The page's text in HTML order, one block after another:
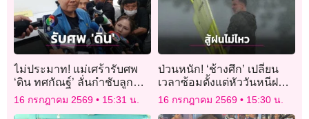
ไม่ประมาท! แม่เศร้ารับศพ
‘ดิน ทศกัณฐ์’ ลั่นกำชับลูก
ตลอดให้สังเกตทางหนีไฟ
16 กรกฎาคม 2569 15:31 น.
ป่วนหนัก! ‘ช้างศึก’ เปลี่ยน
เวลาซ้อมตั้งแต่หัววันหนีฝน
ถล่ม
16 กรกฎาคม 2569 15:30 น.